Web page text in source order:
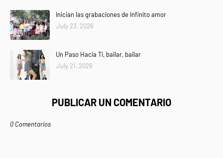
Inician las grabaciones de Infinito amor
July 23, 2026
Un Paso Hacia Ti, bailar, bailar
July 21, 2026
PUBLICAR UN COMENTARIO
0 Comentarios